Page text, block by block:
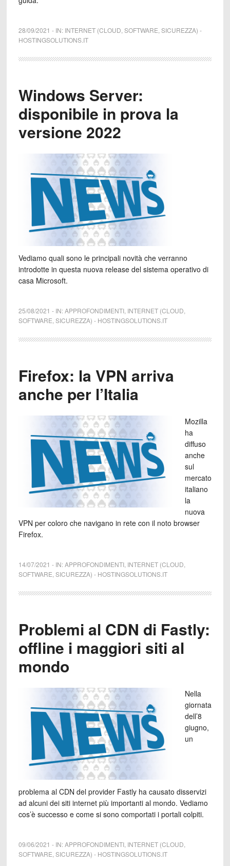
28/09/2021 - IN: INTERNET (CLOUD, SOFTWARE, SICUREZZA) -
HOSTINGSOLUTIONS.IT
Windows Server:
disponibile in prova la
versione 2022
Vediamo quali sono le principali novità che verranno
introdotte in questa nuova release del sistema operativo di
casa Microsoft.
25/08/2021 - IN:APPROFONDIMENTI, INTERNET (CLOUD,
SOFTWARE, SICUREZZA) - HOSTINGSOLUTIONS.IT
Firefox: la VPN arriva
anche per l’Italia
Mozilla
ha
diffuso
anche
sul
mercato
italiano
la
nuova
VPN per coloro che navigano in rete con il noto browser
Firefox.
14/07/2021 - IN:APPROFONDIMENTI, INTERNET (CLOUD,
SOFTWARE, SICUREZZA) - HOSTINGSOLUTIONS.IT
Problemi al CDN di Fastly:
offline i maggiori siti al
mondo
Nella
giornata
dell’8
giugno,
un
problema al CDN del provider Fastly ha causato disservizi
ad alcuni dei siti internet più importanti al mondo. Vediamo
cos’è successo e come si sono comportati i portali colpiti.
09/06/2021 - IN:APPROFONDIMENTI, INTERNET (CLOUD,
SOFTWARE, SICUREZZA) - HOSTINGSOLUTIONS.IT